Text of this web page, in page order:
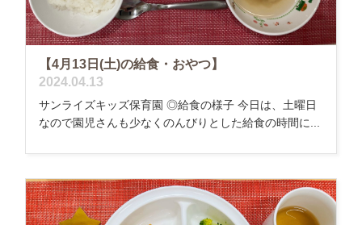
【4月13日(土)の給食・おやつ】
2024.04.13
サンライズキッズ保育園 ◎給食の様子 今日は、土曜日
なので園児さんも少なくのんびりとした給食の時間に...